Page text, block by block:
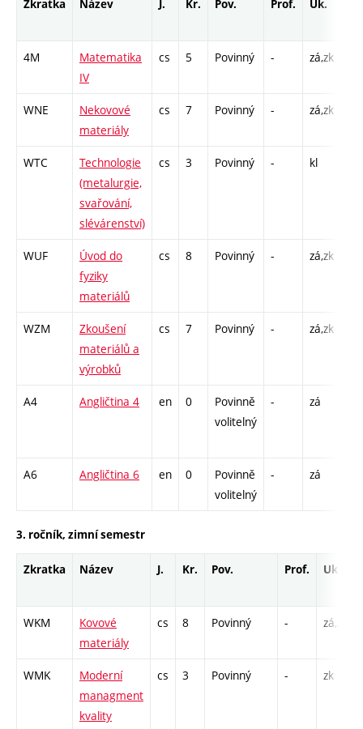
Zkratka Název J. Kr. Pov. Prof. Uk.
4M
Matematika
IV
cs 5 Povinný - zá,zk
WNE
Nekovové
materiály
cs 7 Povinný - zá,zk
WTC
Technologie
(metalurgie,
svařování,
slévárenství)
cs 3 Povinný - kl
WUF
Úvod do
fyziky
materiálů
cs 8 Povinný - zá,zk
WZM
Zkoušení
materiálů a
výrobků
cs 7 Povinný - zá,zk
A4 Angličtina 4 en 0
Povinně
volitelný
- zá
A6 Angličtina 6 en 0
Povinně
volitelný
- zá
3. ročník, zimní semestr
Zkratka Název J. Kr. Pov. Prof. Uk.
WKM
Kovové
materiály
cs 8 Povinný - zá,zk
WMK
Moderní
managment
kvality
cs 3 Povinný - zk